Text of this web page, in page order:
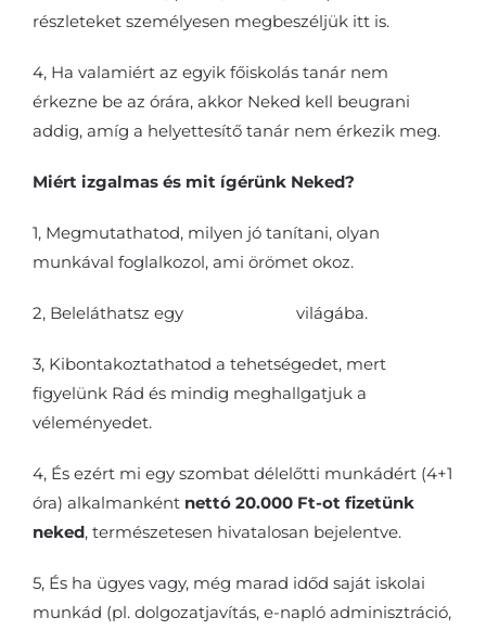
részleteket személyesen megbeszéljük itt is.
4, Ha valamiért az egyik főiskolás tanár nem
érkezne be az órára, akkor Neked kell beugrani
addig, amíg a helyettesítő tanár nem érkezik meg.
Miért izgalmas és mit ígérünk Neked?
1, Megmutathatod, milyen jó tanítani, olyan
munkával foglalkozol, ami örömet okoz.
2, Beleláthatsz egy világába.
3, Kibontakoztathatod a tehetségedet, mert
figyelünk Rád és mindig meghallgatjuk a
véleményedet.
4, És ezért mi egy szombat délelőtti munkádért (4+1
óra) alkalmanként nettó 20.000 Ft-ot fizetünk
neked, természetesen hivatalosan bejelentve.
5, És ha ügyes vagy, még marad időd saját iskolai
munkád (pl. dolgozatjavítás, e-napló adminisztráció,